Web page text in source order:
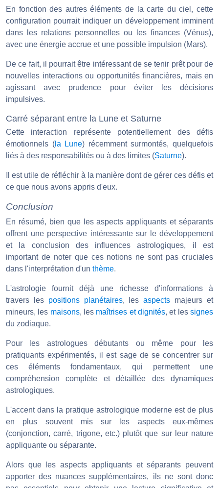
En fonction des autres éléments de la carte du ciel, cette
configuration pourrait indiquer un développement imminent
dans les relations personnelles ou les finances (Vénus),
avec une énergie accrue et une possible impulsion (Mars).
De ce fait, il pourrait être intéressant de se tenir prêt pour de
nouvelles interactions ou opportunités financières, mais en
agissant avec prudence pour éviter les décisions
impulsives.
Carré séparant entre la Lune et Saturne
Cette interaction représente potentiellement des défis
émotionnels (la Lune) récemment surmontés, quelquefois
liés à des responsabilités ou à des limites (Saturne).
Il est utile de réfléchir à la manière dont de gérer ces défis et
ce que nous avons appris d'eux.
Conclusion
En résumé, bien que les aspects appliquants et séparants
offrent une perspective intéressante sur le développement
et la conclusion des influences astrologiques, il est
important de noter que ces notions ne sont pas cruciales
dans l'interprétation d'un thème.
L'astrologie fournit déjà une richesse d'informations à
travers les positions planétaires, lesaspects majeurs et
mineurs, les maisons, les maîtrises et dignités, et lessignes
du zodiaque.
Pour les astrologues débutants ou même pour les
pratiquants expérimentés, il est sage de se concentrer sur
ces éléments fondamentaux, qui permettent une
compréhension complète et détaillée des dynamiques
astrologiques.
L'accent dans la pratique astrologique moderne est de plus
en plus souvent mis sur les aspects eux-mêmes
(conjonction, carré, trigone, etc.) plutôt que sur leur nature
appliquante ou séparante.
Alors que les aspects appliquants et séparants peuvent
apporter des nuances supplémentaires, ils ne sont donc